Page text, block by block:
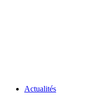
Actualités